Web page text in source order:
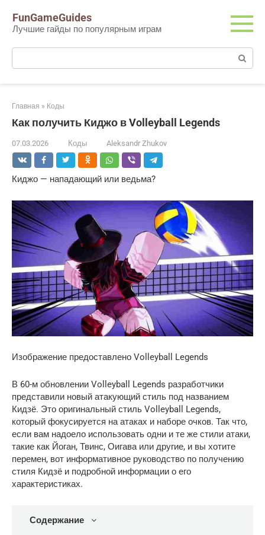
контенту
FunGameGuides
Лучшие гайды по популярным играм
Поиск:
Главная » Коды
Как получить Киджо в Volleyball Legends
07.03.2026 Коды Aleksandr Zhukov
Киджо — нападающий или ведьма?
Изображение предоставлено Volleyball Legends
В 60-м обновлении Volleyball Legends разработчики
представили новый атакующий стиль под названием
Кидзё. Это оригинальный стиль Volleyball Legends,
который фокусируется на атаках и наборе очков. Так что,
если вам надоело использовать одни и те же стили атаки,
такие как Йоган, Твинс, Оигава или другие, и вы хотите
перемен, вот информативное руководство по получению
стиля Кидзё и подробной информации о его
характеристиках.
Содержание